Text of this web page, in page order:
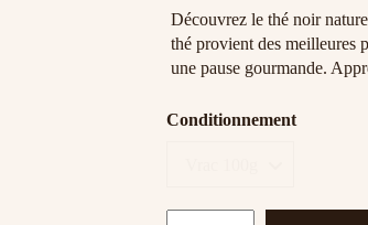
Découvrez le thé noir
thé provient des meilleures
une pause gourmande.
Conditionnement